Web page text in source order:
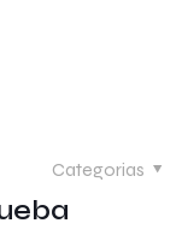
Categorias